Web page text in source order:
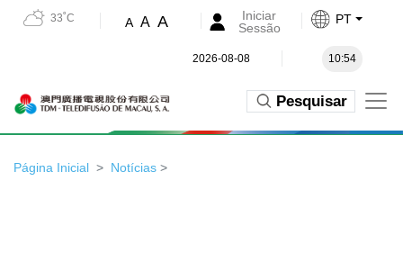
33˚C A A A
Iniciar
Sessão
PT
2026-08-08 10:54
Pesquisar
Página Inicial Notícias >